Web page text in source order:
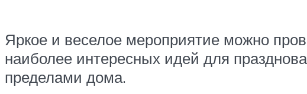
Яркое и веселое мероприятие можно
наиболее интересных идей для
пределами дома.